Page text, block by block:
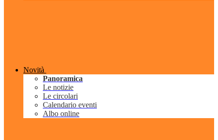
Novità
Panoramica
Le notizie
Le circolari
Calendario eventi
Albo online